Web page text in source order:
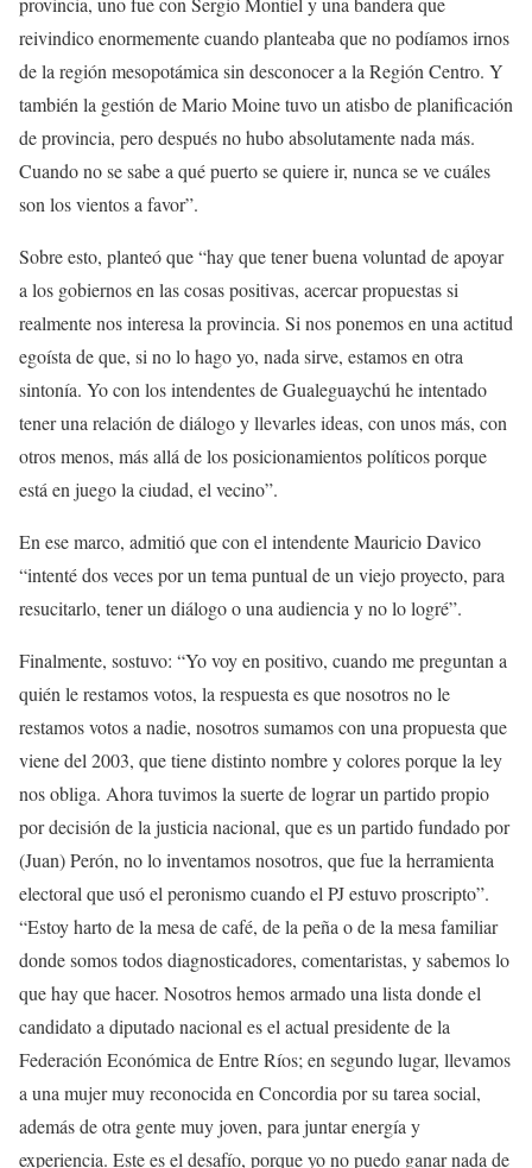
reivindico enormemente cuando planteaba que no podíamos irnos
de la región mesopotámica sin desconocer a la Región Centro. Y
también la gestión de Mario Moine tuvo un atisbo de planificación
de provincia, pero después no hubo absolutamente nada más.
Cuando no se sabe a qué puerto se quiere ir, nunca se ve cuáles
son los vientos a favor”.
Sobre esto, planteó que “hay que tener buena voluntad de apoyar
a los gobiernos en las cosas positivas, acercar propuestas si
realmente nos interesa la provincia. Si nos ponemos en una actitud
egoísta de que, si no lo hago yo, nada sirve, estamos en otra
sintonía. Yo con los intendentes de Gualeguaychú he intentado
tener una relación de diálogo y llevarles ideas, con unos más, con
otros menos, más allá de los posicionamientos políticos porque
está en juego la ciudad, el vecino”.
En ese marco, admitió que con el intendente Mauricio Davico
“intenté dos veces por un tema puntual de un viejo proyecto, para
resucitarlo, tener un diálogo o una audiencia y no lo logré”.
Finalmente, sostuvo: “Yo voy en positivo, cuando me preguntan a
quién le restamos votos, la respuesta es que nosotros no le
restamos votos a nadie, nosotros sumamos con una propuesta que
viene del 2003, que tiene distinto nombre y colores porque la ley
nos obliga. Ahora tuvimos la suerte de lograr un partido propio
por decisión de la justicia nacional, que es un partido fundado por
(Juan) Perón, no lo inventamos nosotros, que fue la herramienta
electoral que usó el peronismo cuando el PJ estuvo proscripto”.
“Estoy harto de la mesa de café, de la peña o de la mesa familiar
donde somos todos diagnosticadores, comentaristas, y sabemos lo
que hay que hacer. Nosotros hemos armado una lista donde el
candidato a diputado nacional es el actual presidente de la
Federación Económica de Entre Ríos; en segundo lugar, llevamos
a una mujer muy reconocida en Concordia por su tarea social,
además de otra gente muy joven, para juntar energía y
experiencia. Este es el desafío, porque yo no puedo ganar nada de